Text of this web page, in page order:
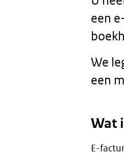
een
We
een
Wat
E-